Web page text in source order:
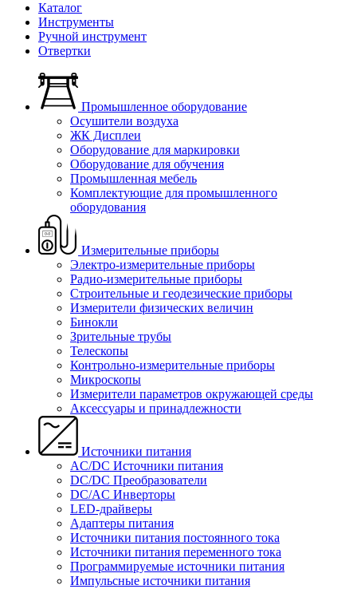
Каталог
Инструменты
Ручной инструмент
Отвертки
Промышленное оборудование
Осушители воздуха
ЖК Дисплеи
Оборудование для маркировки
Оборудование для обучения
Промышленная мебель
Комплектующие для промышленного
оборудования
Измерительные приборы
Электро-измерительные приборы
Радио-измерительные приборы
Строительные и геодезические приборы
Измерители физических величин
Бинокли
Зрительные трубы
Телескопы
Контрольно-измерительные приборы
Микроскопы
Измерители параметров окружающей среды
Аксессуары и принадлежности
Источники питания
AC/DC Источники питания
DC/DC Преобразователи
DC/AC Инверторы
LED-драйверы
Адаптеры питания
Источники питания постоянного тока
Источники питания переменного тока
Программируемые источники питания
Импульсные источники питания